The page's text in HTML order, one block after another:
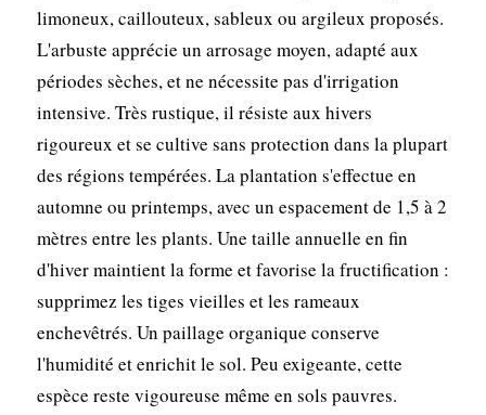
limoneux, caillouteux, sableux ou argileux proposés.
L'arbuste apprécie un arrosage moyen, adapté aux
périodes sèches, et ne nécessite pas d'irrigation
intensive. Très rustique, il résiste aux hivers
rigoureux et se cultive sans protection dans la plupart
des régions tempérées. La plantation s'effectue en
automne ou printemps, avec un espacement de 1,5 à 2
mètres entre les plants. Une taille annuelle en fin
d'hiver maintient la forme et favorise la fructification :
supprimez les tiges vieilles et les rameaux
enchevêtrés. Un paillage organique conserve
l'humidité et enrichit le sol. Peu exigeante, cette
espèce reste vigoureuse même en sols pauvres.